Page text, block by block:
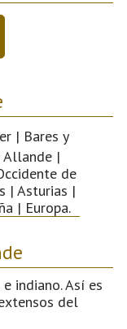
| Bares y
Allande |
de
| Asturias |
| Europa.
indiano. Así es
del